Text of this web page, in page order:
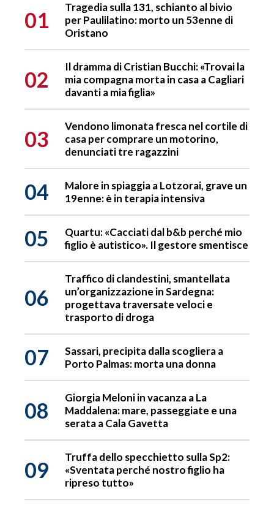
01
Tragedia sulla 131, schianto al bivio
per Paulilatino: morto un 53enne di
Oristano
02
Il dramma di Cristian Bucchi: «Trovai la
mia compagna morta in casa a Cagliari
davanti a mia figlia»
03
Vendono limonata fresca nel cortile di
casa per comprare un motorino,
denunciati tre ragazzini
04
Malore in spiaggia a Lotzorai, grave un
19enne: è in terapia intensiva
05
Quartu: «Cacciati dal b&b perché mio
figlio è autistico». Il gestore smentisce
06
Traffico di clandestini, smantellata
un’organizzazione in Sardegna:
progettava traversate veloci e
trasporto di droga
07
Sassari, precipita dalla scogliera a
Porto Palmas: morta una donna
08
Giorgia Meloni in vacanza a La
Maddalena: mare, passeggiate e una
serata a Cala Gavetta
09
Truffa dello specchietto sulla Sp2:
«Sventata perché nostro figlio ha
ripreso tutto»